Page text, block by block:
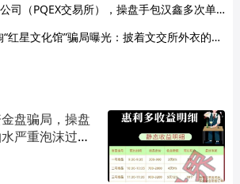
交易所），操盘手包汉鑫多次单割会员，清远为重灾区，即将崩盘跑路！
星文化馆”骗局曝光：披着文交所外衣的庞氏资金盘
盘骗局，操盘
严重泡沫过